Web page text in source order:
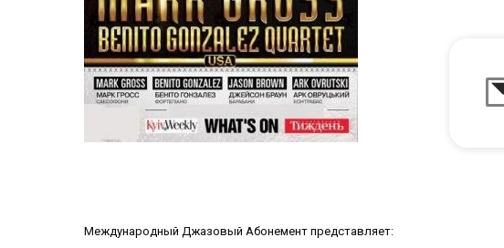
Международный Джазовый Абонемент представляет: